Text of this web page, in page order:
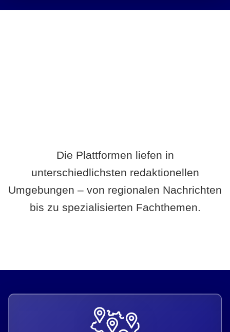
Die Plattformen liefen in
unterschiedlichsten redaktionellen
Umgebungen – von regionalen Nachrichten
bis zu spezialisierten Fachthemen.